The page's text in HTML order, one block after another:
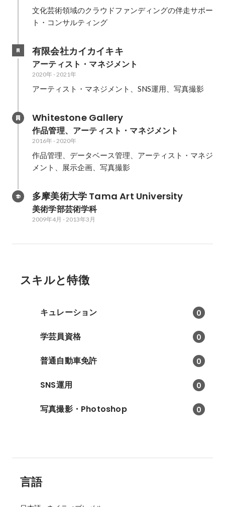
文化芸術領域のクラウドファンディングの伴走サポー
ト・コンサルティング
有限会社カイカイキキ
アーティスト・マネジメント
2020年-2021年
アーティスト・マネジメント、SNS運用、写真撮影
Whitestone Gallery
作品管理、アーティスト・マネジメント
2016年-2020年
作品管理、データベース管理、アーティスト・マネジ
メント、展示企画、写真撮影
多摩美術大学 Tama Art University
美術学部芸術学科
2009年4月 -2013年3月
スキルと特徴
キュレーション 0
学芸員資格 0
普通自動車免許 0
SNS運用 0
写真撮影・Photoshop 0
言語